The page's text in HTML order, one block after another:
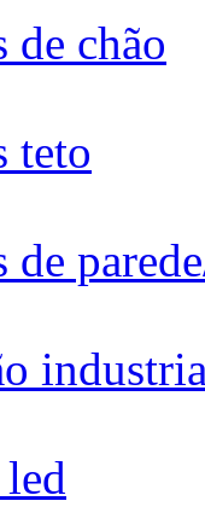
de chão
teto
de